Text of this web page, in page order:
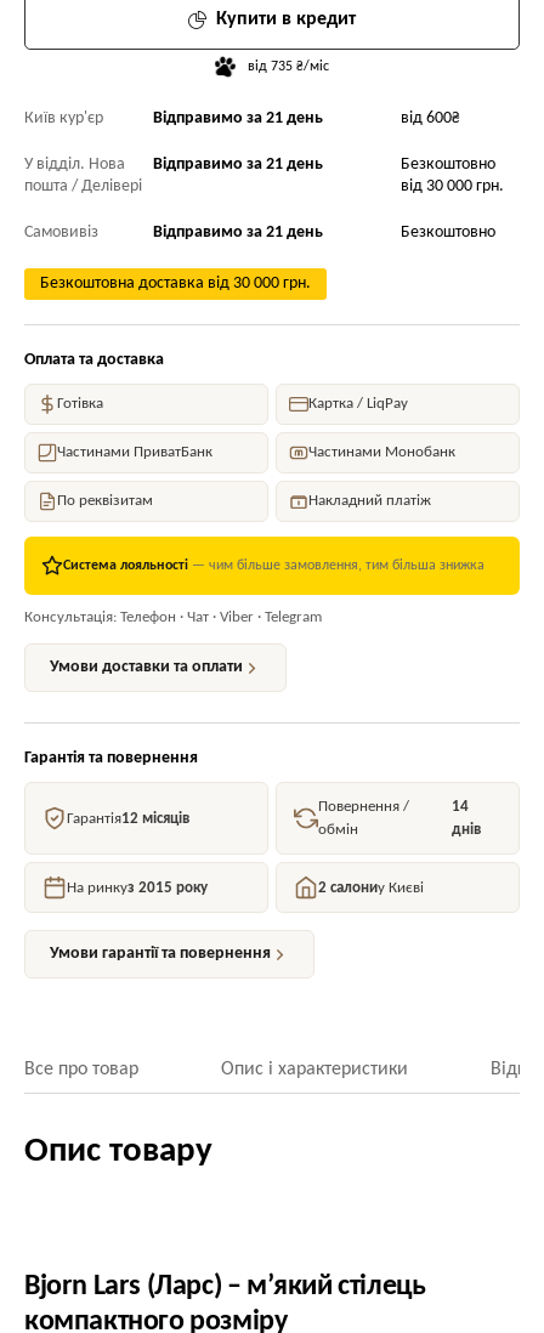
Купити в кредит
від 735 ₴/міс
Київ кур'єр Відправимо за 21 день від 600₴
У відділ. Нова
пошта / Делівері
Відправимо за 21 день
Безкоштовно
від 30 000 грн.
Самовивіз Відправимо за 21 день Безкоштовно
Безкоштовна доставка від 30 000 грн.
Оплата та доставка
Готівка Картка / LiqPay
Частинами ПриватБанк Частинами Монобанк
По реквізитам Накладний платіж
Система лояльності — чим більше замовлення, тим більша знижка
Консультація: Телефон · Чат · Viber · Telegram
Умови доставки та оплати
Гарантія та повернення
Гарантія12 місяців
Повернення /
обмін
14
днів
На ринкуз 2015 року 2 салониу Києві
Умови гарантії та повернення
Все про товар Опис і характеристики
Опис товару
Bjorn Lars (Ларс) – м’який стілець
компактного розміру